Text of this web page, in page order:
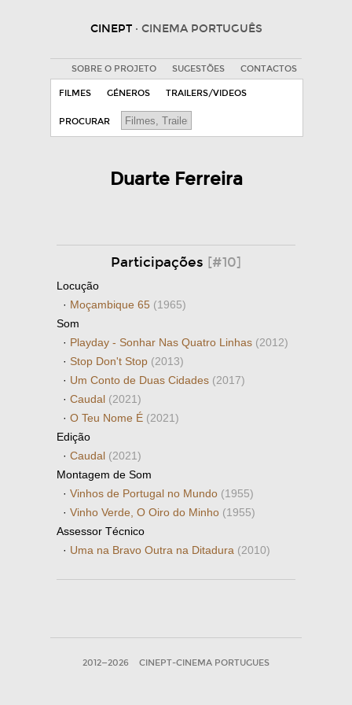
CINEPT · CINEMA PORTUGUÊS
SOBRE O PROJETO SUGESTÕES CONTACTOS
FILMES GÉNEROS TRAILERS/VIDEOS
PROCURAR
Duarte Ferreira
Participações [#10]
Locução
· Moçambique 65 (1965)
Som
· Playday - Sonhar Nas Quatro Linhas (2012)
· Stop Don't Stop (2013)
· Um Conto de Duas Cidades (2017)
· Caudal (2021)
· O Teu Nome É (2021)
Edição
· Caudal (2021)
Montagem de Som
· Vinhos de Portugal no Mundo (1955)
· Vinho Verde, O Oiro do Minho (1955)
Assessor Técnico
· Uma na Bravo Outra na Ditadura (2010)
2012—2026 CINEPT-CINEMA PORTUGUES